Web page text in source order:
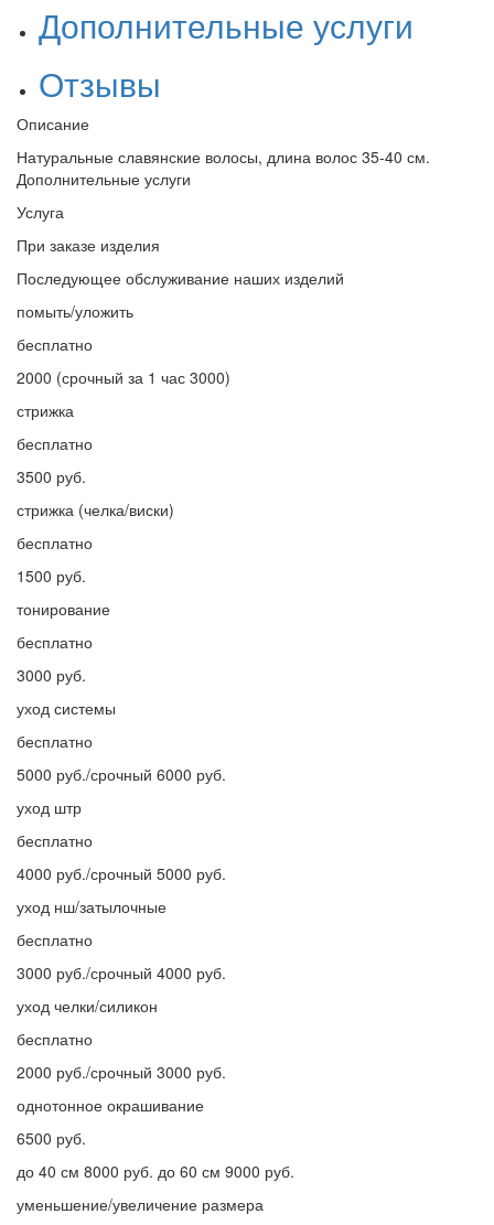
Дополнительные услуги
Отзывы
Описание
Натуральные славянские волосы, длина волос 35-40 см.
Дополнительные услуги
Услуга
При заказе изделия
Последующее обслуживание наших изделий
помыть/уложить
бесплатно
2000 (срочный за 1 час 3000)
стрижка
бесплатно
3500 руб.
стрижка (челка/виски)
бесплатно
1500 руб.
тонирование
бесплатно
3000 руб.
уход системы
бесплатно
5000 руб./срочный 6000 руб.
уход штр
бесплатно
4000 руб./срочный 5000 руб.
уход нш/затылочные
бесплатно
3000 руб./срочный 4000 руб.
уход челки/силикон
бесплатно
2000 руб./срочный 3000 руб.
однотонное окрашивание
6500 руб.
до 40 см 8000 руб. до 60 см 9000 руб.
уменьшение/увеличение размера